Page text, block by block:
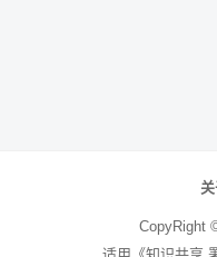
CopyRight